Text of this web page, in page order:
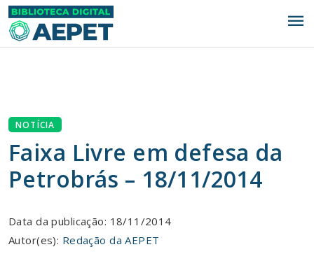
menu
NOTÍCIA
Faixa Livre em defesa da
Petrobrás – 18/11/2014
Data da publicação: 18/11/2014
Autor(es): Redação da AEPET